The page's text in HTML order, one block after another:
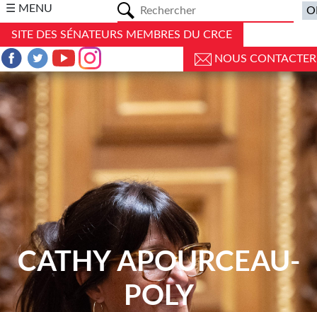
☰ MENU
SITE DES SÉNATEURS MEMBRES DU CRCE
NOUS CONTACTER
CATHY APOURCEAU-
POLY